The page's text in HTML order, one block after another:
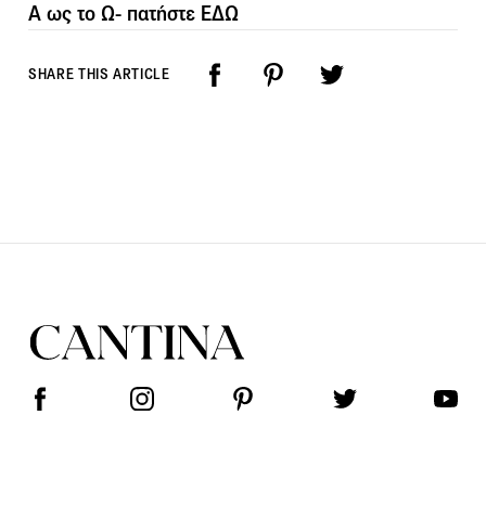
Α ως το Ω- πατήστε ΕΔΩ
SHARE THIS ARTICLE